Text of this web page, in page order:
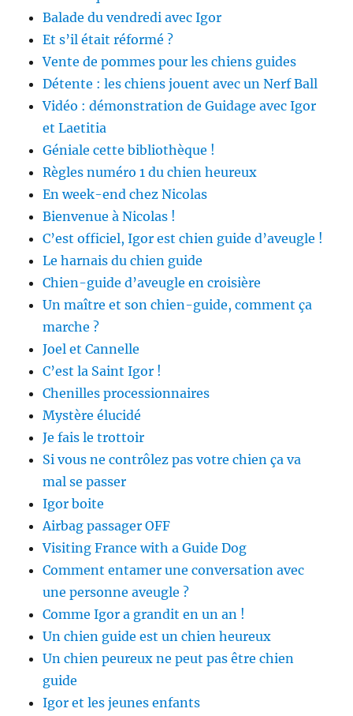
Balade du vendredi avec Igor
Et s’il était réformé ?
Vente de pommes pour les chiens guides
Détente : les chiens jouent avec un Nerf Ball
Vidéo : démonstration de Guidage avec Igor
et Laetitia
Géniale cette bibliothèque !
Règles numéro 1 du chien heureux
En week-end chez Nicolas
Bienvenue à Nicolas !
C’est officiel, Igor est chien guide d’aveugle !
Le harnais du chien guide
Chien-guide d’aveugle en croisière
Un maître et son chien-guide, comment ça
marche ?
Joel et Cannelle
C’est la Saint Igor !
Chenilles processionnaires
Mystère élucidé
Je fais le trottoir
Si vous ne contrôlez pas votre chien ça va
mal se passer
Igor boite
Airbag passager OFF
Visiting France with a Guide Dog
Comment entamer une conversation avec
une personne aveugle ?
Comme Igor a grandit en un an !
Un chien guide est un chien heureux
Un chien peureux ne peut pas être chien
guide
Igor et les jeunes enfants